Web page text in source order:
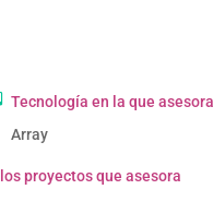
Tecnología en la que asesora
Array
proyectos que asesora